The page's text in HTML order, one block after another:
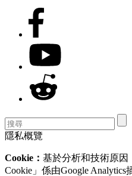
隱私概覽
Cookie： 基於分析和技術原因
Cookie」係由Google